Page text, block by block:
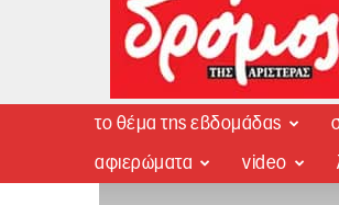
το θέμα της εβδομάδας
αφιερώματα video